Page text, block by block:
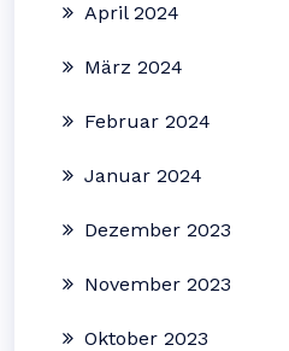
April 2024
März 2024
Februar 2024
Januar 2024
Dezember 2023
November 2023
Oktober 2023